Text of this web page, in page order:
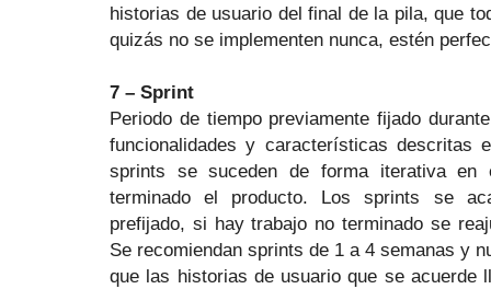
historias de usuario del final de la pila, que
quizás no se implementen nunca, estén
7 – Sprint
Periodo de tiempo previamente fijado
funcionalidades y características descritas
sprints se suceden de forma iterativa
terminado el producto. Los sprints se
prefijado, si hay trabajo no terminado se
Se recomiendan sprints de 1 a 4 semanas y
que las historias de usuario que se acuerde